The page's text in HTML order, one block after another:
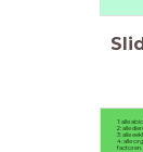
1: alle
2: alle
3: alle
4: alle
factoren.